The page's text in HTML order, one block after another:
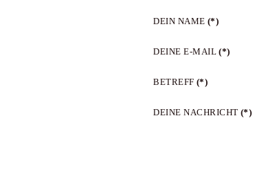
DEIN NAME (*)
DEINE E-MAIL (*)
BETREFF (*)
DEINE NACHRICHT (*)